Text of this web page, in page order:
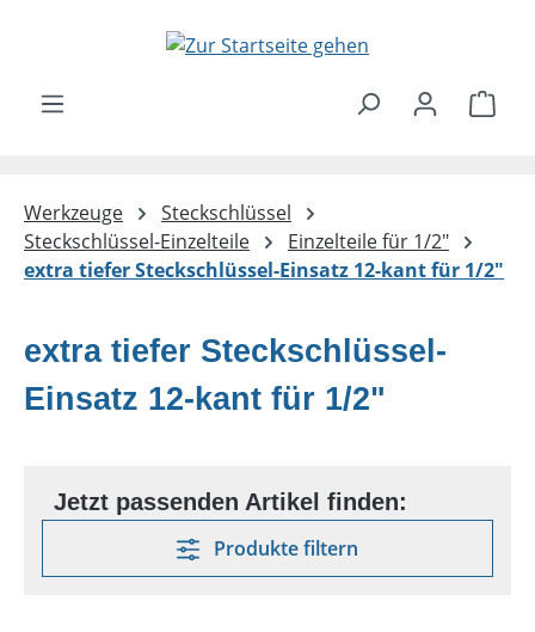
Zum Hauptinhalt springen
Werkzeuge
Steckschlüssel
Steckschlüssel-Einzelteile
Einzelteile für 1/2"
extra tiefer Steckschlüssel-Einsatz 12-kant für 1/2"
extra tiefer Steckschlüssel-
Einsatz 12-kant für 1/2"
Produkte filtern